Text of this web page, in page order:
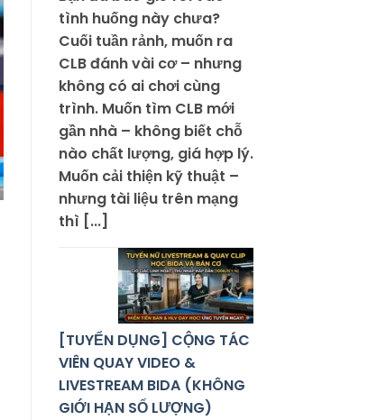
tình huống này chưa?
Cuối tuần rảnh, muốn ra
CLB đánh vài cơ – nhưng
không có ai chơi cùng
trình. Muốn tìm CLB mới
gần nhà – không biết chỗ
nào chất lượng, giá hợp lý.
Muốn cải thiện kỹ thuật –
nhưng tài liệu trên mạng
thì [...]
[TUYỂN DỤNG] CỘNG TÁC
VIÊN QUAY VIDEO &
LIVESTREAM BIDA (KHÔNG
GIỚI HẠN SỐ LƯỢNG)